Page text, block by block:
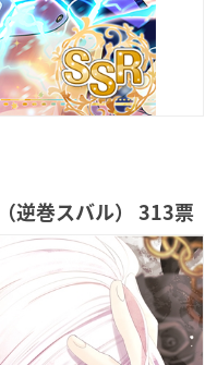
逆巻スバル） 313票